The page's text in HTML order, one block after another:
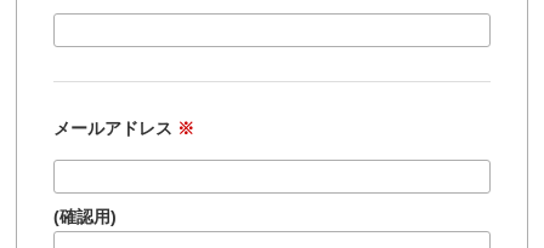
メールアドレス ※
(確認用)